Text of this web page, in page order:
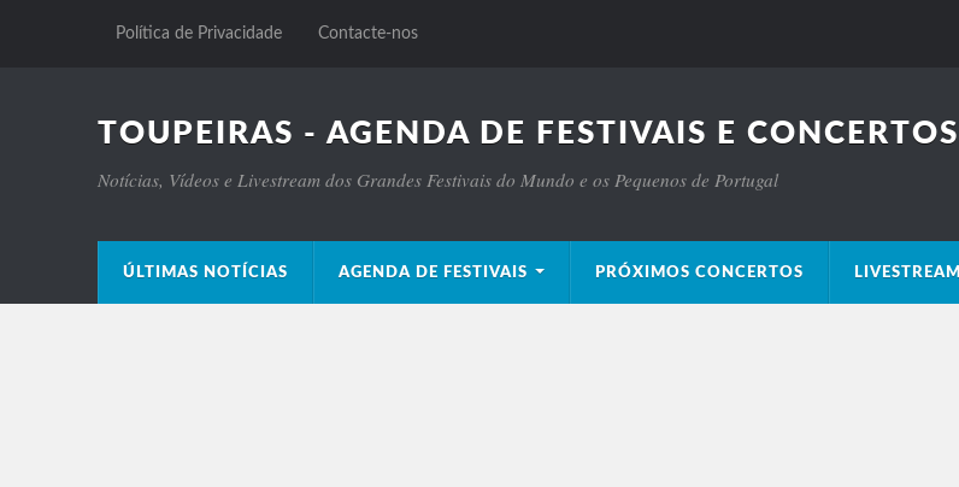
Política de Privacidade Contacte-nos
TOUPEIRAS - AGENDA DE FESTIVAIS E CONCERTOS
Notícias, Vídeos e Livestream dos Grandes Festivais do Mundo e os Pequenos de Portugal
ÚLTIMAS NOTÍCIAS AGENDA DE FESTIVAIS PRÓXIMOS CONCERTOS LIVESTREAM